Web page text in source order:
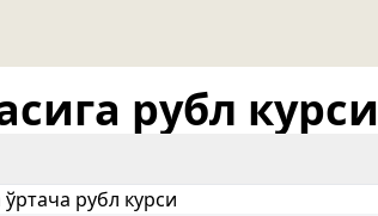
рубл курси
рубл курси